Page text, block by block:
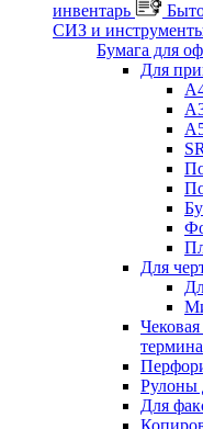
инвентарь
СИЗ и
Бумага для
Для
Для
Рулоны
Для